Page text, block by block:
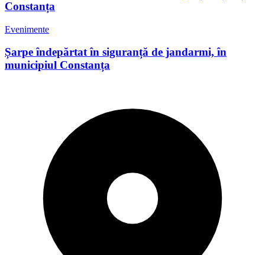
Constanța
Evenimente
Șarpe îndepărtat în siguranță de jandarmi, în
municipiul Constanța